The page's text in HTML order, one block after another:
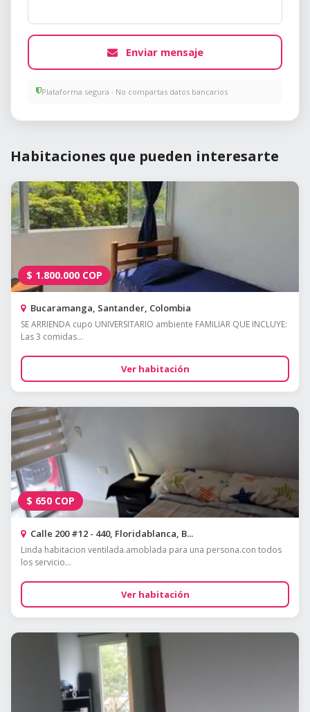
Enviar mensaje
Plataforma segura · No compartas datos bancarios
Habitaciones que pueden interesarte
$ 1.800.000 COP
Bucaramanga, Santander, Colombia
SE ARRIENDA cupo UNIVERSITARIO ambiente FAMILIAR QUE INCLUYE:
Las 3 comidas...
Ver habitación
$ 650 COP
Calle 200 #12 - 440, Floridablanca, B...
Linda habitacion ventilada.amoblada para una persona.con todos
los servicio...
Ver habitación